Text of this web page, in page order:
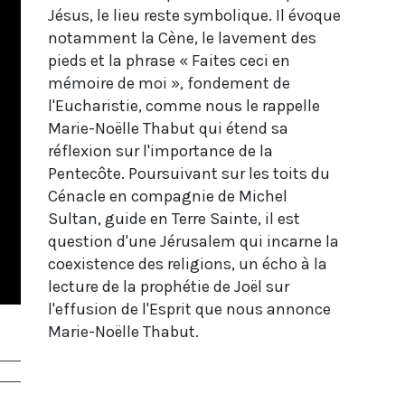
Jésus, le lieu reste symbolique. Il évoque
notamment la Cène, le lavement des
pieds et la phrase « Faites ceci en
mémoire de moi », fondement de
l'Eucharistie, comme nous le rappelle
Marie-Noëlle Thabut qui étend sa
réflexion sur l'importance de la
Pentecôte. Poursuivant sur les toits du
Cénacle en compagnie de Michel
Sultan, guide en Terre Sainte, il est
question d'une Jérusalem qui incarne la
coexistence des religions, un écho à la
lecture de la prophétie de Joël sur
l'effusion de l'Esprit que nous annonce
Marie-Noëlle Thabut.